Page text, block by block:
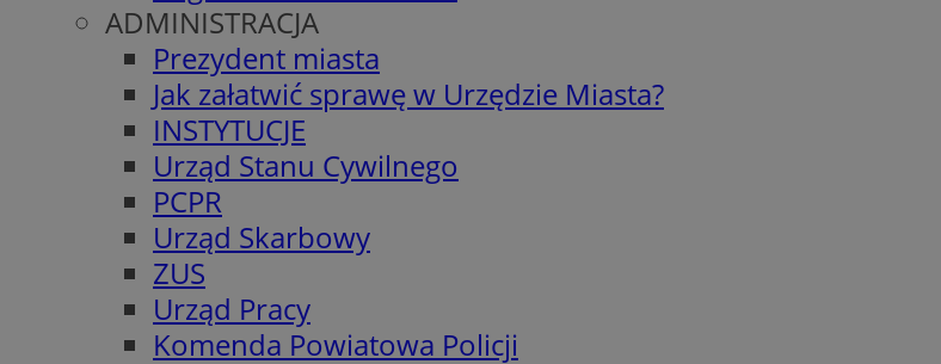
ADMINISTRACJA
Prezydent miasta
Jak załatwić sprawę w Urzędzie Miasta?
INSTYTUCJE
Urząd Stanu Cywilnego
PCPR
Urząd Skarbowy
ZUS
Urząd Pracy
Komenda Powiatowa Policji